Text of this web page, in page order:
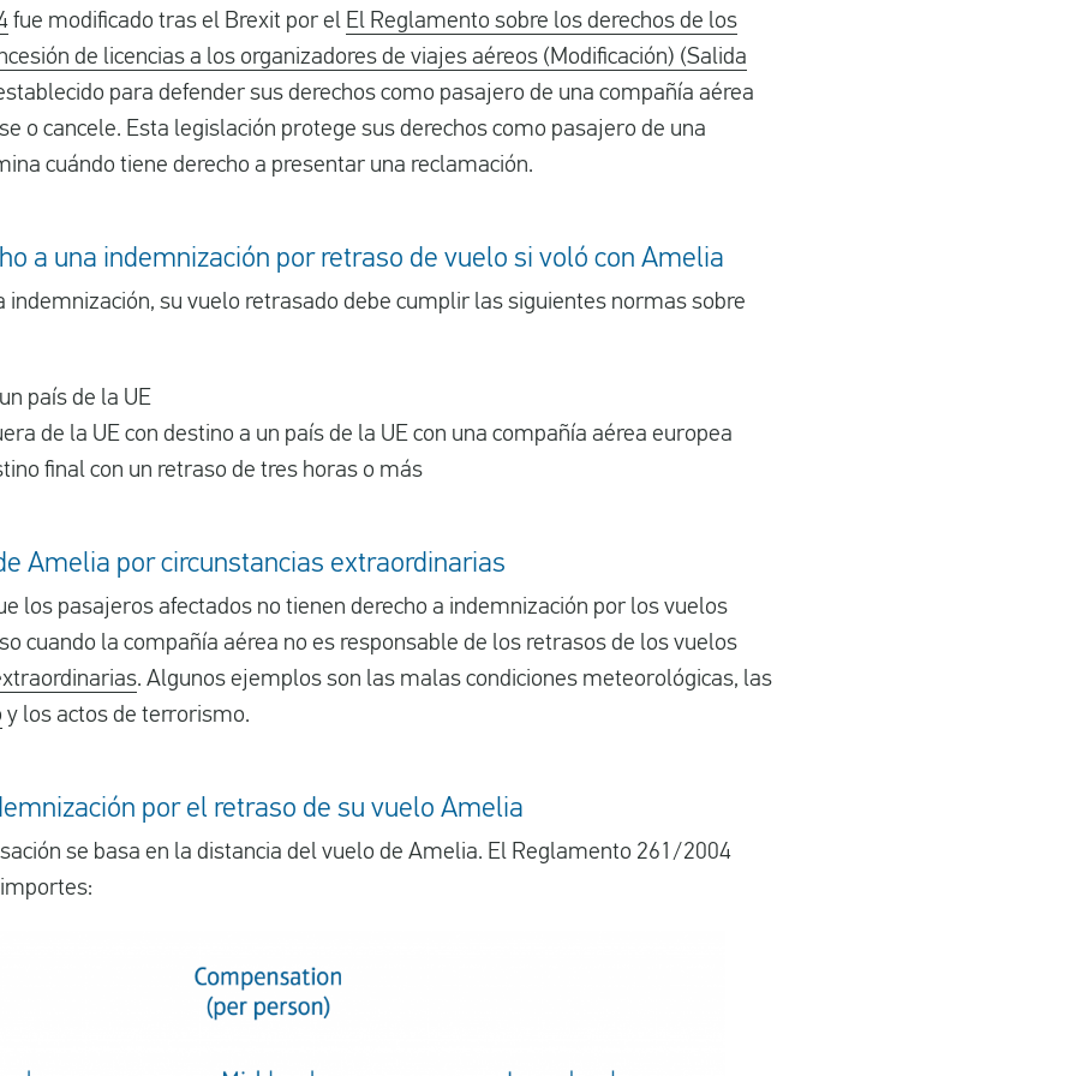
fue modificado tras el Brexit por el El Reglamento sobre los derechos de los
de licencias a los organizadores de viajes aéreos (Modificación) (Salida
para defender sus derechos como pasajero de una compañía aérea
o cancele. Esta legislación protege sus derechos como pasajero de una
cuándo tiene derecho a presentar una reclamación.
a una indemnización por retraso de vuelo si voló con Amelia
indemnización, su vuelo retrasado debe cumplir las siguientes normas sobre
país de la UE
de la UE con destino a un país de la UE con una compañía aérea europea
final con un retraso de tres horas o más
Amelia por circunstancias extraordinarias
los pasajeros afectados no tienen derecho a indemnización por los vuelos
cuando la compañía aérea no es responsable de los retrasos de los vuelos
. Algunos ejemplos son las malas condiciones meteorológicas, las
y los actos de terrorismo.
por el retraso de su vuelo Amelia
se basa en la distancia del vuelo de Amelia. El Reglamento 261/2004